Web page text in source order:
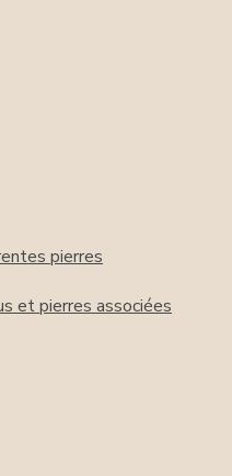
pierres
et pierres associées